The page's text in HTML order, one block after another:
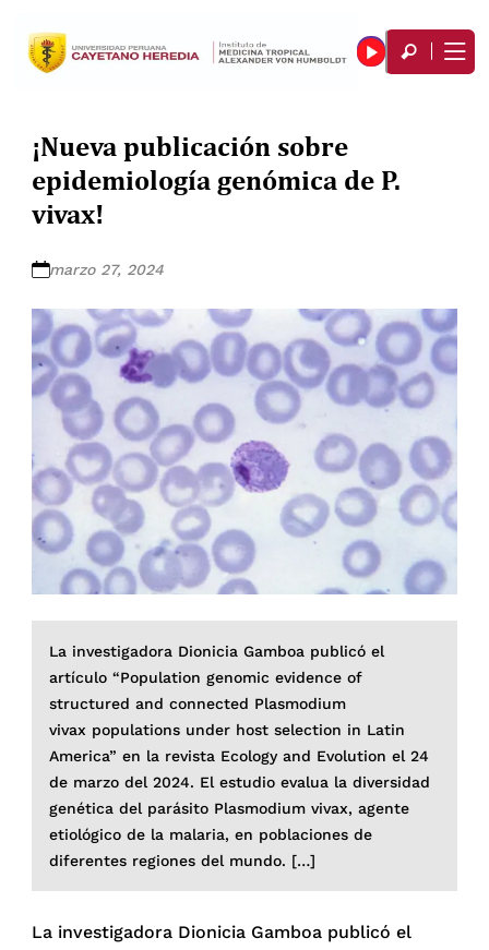
¡Nueva publicación sobre
epidemiología genómica de P.
vivax!
marzo 27, 2024
La investigadora Dionicia Gamboa publicó el
artículo “Population genomic evidence of
structured and connected Plasmodium
vivax populations under host selection in Latin
America” en la revista Ecology and Evolution el 24
de marzo del 2024. El estudio evalua la diversidad
genética del parásito Plasmodium vivax, agente
etiológico de la malaria, en poblaciones de
diferentes regiones del mundo. […]
La investigadora Dionicia Gamboa publicó el